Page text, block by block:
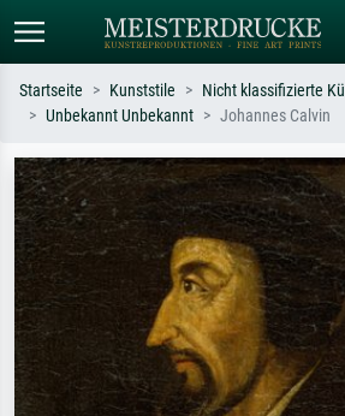
Suchen Sie nach Künstlern, Werktiteln
oder Stilen – z.B. Monet,
Sternennacht, Impressionismus, Welle
Hokusai, Akt.
Wiese,
Startseite Kunststile
Nicht klassifizierte
Unbekannt Unbekannt
Johannes Calvin